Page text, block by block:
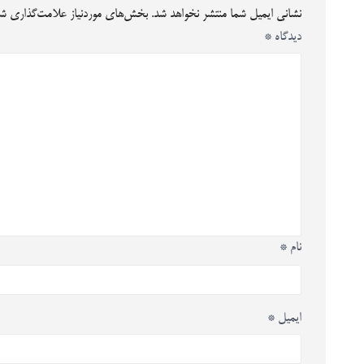
نشانی ایمیل شما منتشر نخواهد شد. بخش‌های موردنیاز علامت‌گذاری
دیدگاه *
نام *
ایمیل *